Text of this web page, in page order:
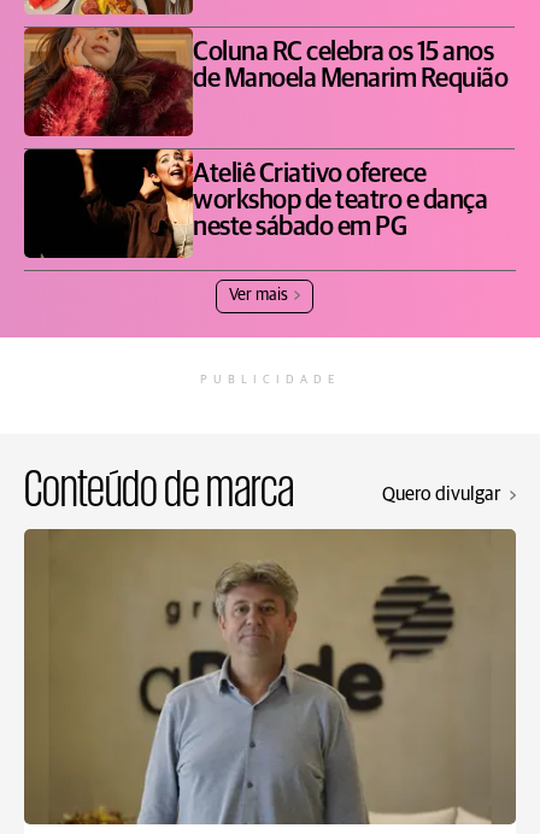
Coluna RC celebra os 15 anos
de Manoela Menarim Requião
Ateliê Criativo oferece
workshop de teatro e dança
neste sábado em PG
Ver mais
PUBLICIDADE
Conteúdo de marca Quero divulgar